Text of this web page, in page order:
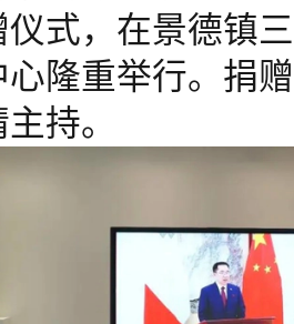
式，在景德镇
隆重举行。捐
持。